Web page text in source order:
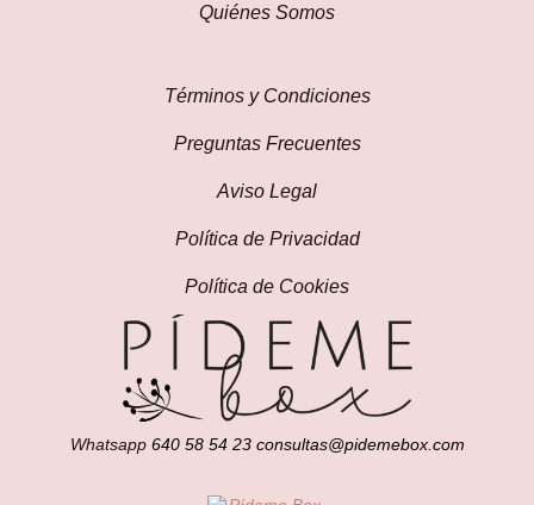
Términos y Condiciones
Preguntas Frecuentes
Aviso Legal
Política de Privacidad
Política de Cookies
Quiénes Somos
Whatsapp 640 58 54 23 consultas@pidemebox.com